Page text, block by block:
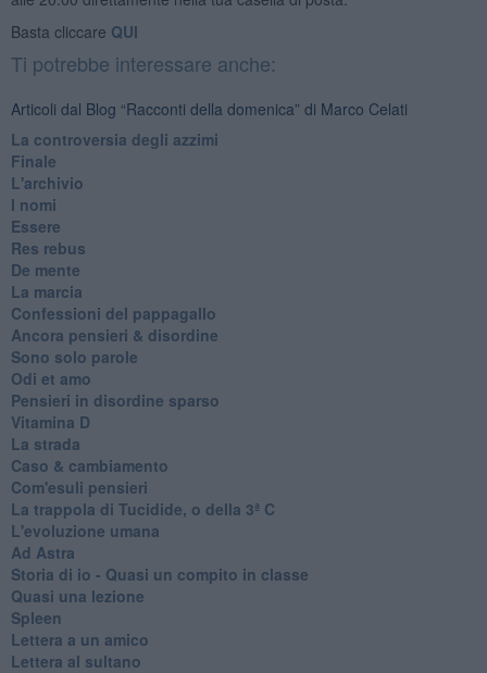
Basta cliccare QUI
Ti potrebbe interessare anche:
Articoli dal Blog “Racconti della domenica” di Marco Celati
La controversia degli azzimi
Finale
L'archivio
I nomi
Essere
Res rebus
De mente
La marcia
Confessioni del pappagallo
Ancora pensieri & disordine
Sono solo parole
Odi et amo
Pensieri in disordine sparso
Vitamina D
La strada
Caso & cambiamento
Com'esuli pensieri
La trappola di Tucidide, o della 3ª C
L'evoluzione umana
Ad Astra
Storia di io - Quasi un compito in classe
Quasi una lezione
Spleen
Lettera a un amico
Lettera al sultano